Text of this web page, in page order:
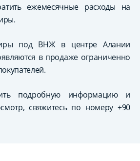
ежемесячные расходы на
под ВНЖ в центре Алании
в продаже ограниченно
подробную информацию и
свяжитесь по номеру +90